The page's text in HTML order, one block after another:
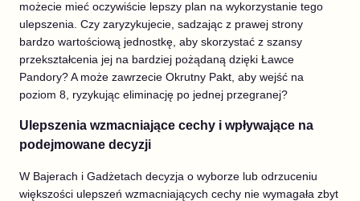
możecie mieć oczywiście lepszy plan na wykorzystanie tego
ulepszenia. Czy zaryzykujecie, sadzając z prawej strony
bardzo wartościową jednostkę, aby skorzystać z szansy
przekształcenia jej na bardziej pożądaną dzięki Ławce
Pandory? A może zawrzecie Okrutny Pakt, aby wejść na
poziom 8, ryzykując eliminację po jednej przegranej?
Ulepszenia wzmacniające cechy i wpływające na
podejmowane decyzji
W Bajerach i Gadżetach decyzja o wyborze lub odrzuceniu
większości ulepszeń wzmacniających cechy nie wymagała zbyt